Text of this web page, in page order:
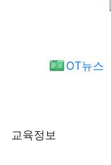
OT뉴스
교육정보